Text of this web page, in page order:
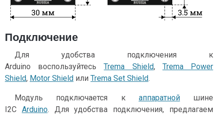
Подключение
Для удобства подключения к
Arduino воспользуйтесьTrema Shield, Trema Power
Shield, Motor Shield или Trema Set Shield.
Модуль подключается к аппаратнойшине
I2C Arduino. Для удобства подключения, предлагаем